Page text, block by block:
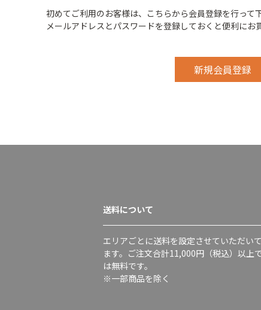
初めてご利用のお客様は、こちらから会員登録を行って
メールアドレスとパスワードを登録しておくと便利にお
送料について
エリアごとに送料を設定させていただい
ます。ご注文合計11,000円（税込）以上
は無料です。
※一部商品を除く